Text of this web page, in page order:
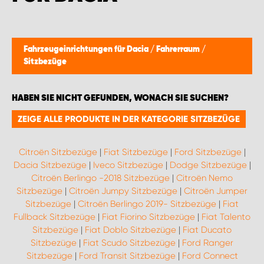
Fahrzeugeinrichtungen für Dacia / Fahrerraum /
Sitzbezüge
HABEN SIE NICHT GEFUNDEN, WONACH SIE SUCHEN?
ZEIGE ALLE PRODUKTE IN DER KATEGORIE SITZBEZÜGE
Citroën Sitzbezüge| Fiat Sitzbezüge| Ford Sitzbezüge|
Dacia Sitzbezüge| Iveco Sitzbezüge| Dodge Sitzbezüge|
Citroën Berlingo -2018 Sitzbezüge | Citroën Nemo
Sitzbezüge | Citroën Jumpy Sitzbezüge | Citroën Jumper
Sitzbezüge | Citroën Berlingo 2019- Sitzbezüge | Fiat
Fullback Sitzbezüge | Fiat Fiorino Sitzbezüge | Fiat Talento
Sitzbezüge | Fiat Doblo Sitzbezüge | Fiat Ducato
Sitzbezüge | Fiat Scudo Sitzbezüge | Ford Ranger
Sitzbezüge| Ford Transit Sitzbezüge| Ford Connect
WORK SYSTEM BRÜSSEL
WORK SYSTEM LIMBURG-KEMPEN
WORK SYSTEM WORK SYSTEM BRÜGGE